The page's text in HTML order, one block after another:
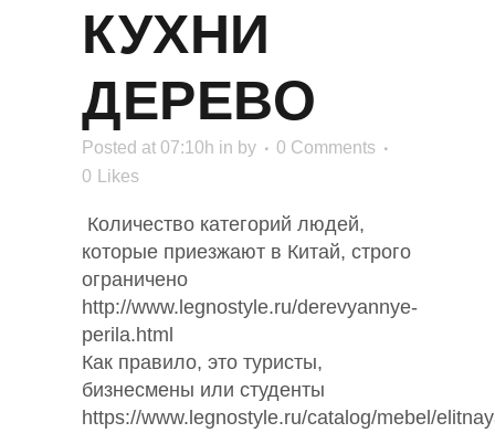
КУХНИ
ДЕРЕВО
Posted at 07:10h in by
0 Comments
0
Likes
Количество категорий людей,
которые приезжают в Китай, строго
ограничено
http://www.legnostyle.ru/derevyannye-
perila.html
Как правило, это туристы,
бизнесмены или студенты
https://www.legnostyle.ru/catalog/mebel/